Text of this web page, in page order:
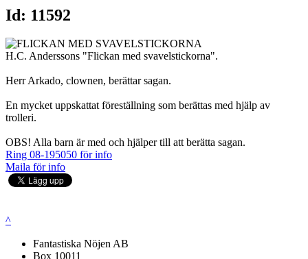
Id: 11592
H.C. Anderssons "Flickan med svavelstickorna".
Herr Arkado, clownen, berättar sagan.
En mycket uppskattat föreställning som berättas med hjälp av
trolleri.
OBS! Alla barn är med och hjälper till att berätta sagan.
Ring 08-195050 för info
Maila för info
^
Fantastiska Nöjen AB
Box 10011